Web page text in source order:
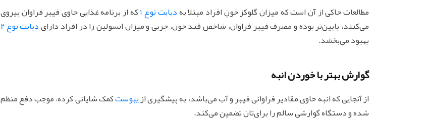
مطالعات حاکی از آن است که میزان گلوکز خونِ افراد مبتلا بهدیابت نوع 1 که از برنامه غذایی حاوی فیبر فراوان پیروی
می‌کنند، پایین‌تر بوده و مصرف فیبر فراوان، شاخص قند خون، چربی و میزان انسولین را در افراد دارایدیابت نوع 2
بهبود می‌بخشد.
گوارش بهتر با خوردن انبه
از آنجایی که انبه حاوی مقادیر فراوانی فیبر و آب می‌باشد، به پیشگیری ازیبوستکمک شایانی کرده، موجب دفع منظم
شده و دستگاه گوارشی سالم را برای‌تان تضمین می‌کند.